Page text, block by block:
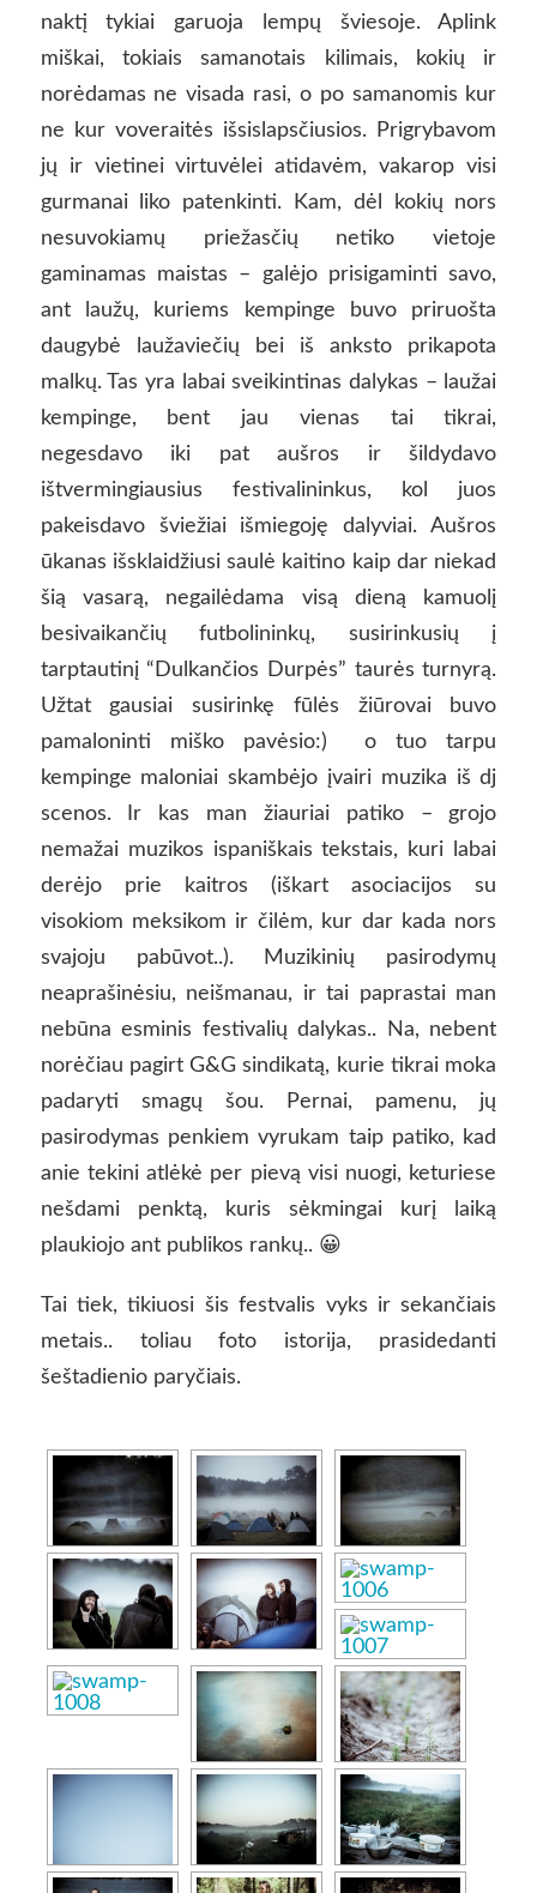
naktį tykiai garuoja lempų šviesoje. Aplink
miškai, tokiais samanotais kilimais, kokių ir
norėdamas ne visada rasi, o po samanomis kur
ne kur voveraitės išsislapsčiusios. Prigrybavom
jų ir vietinei virtuvėlei atidavėm, vakarop visi
gurmanai liko patenkinti. Kam, dėl kokių nors
nesuvokiamų priežasčių netiko vietoje
gaminamas maistas – galėjo prisigaminti savo,
ant laužų, kuriems kempinge buvo priruošta
daugybė laužaviečių bei iš anksto prikapota
malkų. Tas yra labai sveikintinas dalykas – laužai
kempinge, bent jau vienas tai tikrai,
negesdavo iki pat aušros ir šildydavo
ištvermingiausius festivalininkus, kol juos
pakeisdavo šviežiai išmiegoję dalyviai. Aušros
ūkanas išsklaidžiusi saulė kaitino kaip dar niekad
šią vasarą, negailėdama visą dieną kamuolį
besivaikančių futbolininkų, susirinkusių į
tarptautinį “Dulkančios Durpės” taurės turnyrą.
Užtat gausiai susirinkę fūlės žiūrovai buvo
pamaloninti miško pavėsio:) o tuo tarpu
kempinge maloniai skambėjo įvairi muzika iš dj
scenos. Ir kas man žiauriai patiko – grojo
nemažai muzikos ispaniškais tekstais, kuri labai
derėjo prie kaitros (iškart asociacijos su
visokiom meksikom ir čilėm, kur dar kada nors
svajoju pabūvot..). Muzikinių pasirodymų
neaprašinėsiu, neišmanau, ir tai paprastai man
nebūna esminis festivalių dalykas.. Na, nebent
norėčiau pagirt G&G sindikatą, kurie tikrai moka
padaryti smagų šou. Pernai, pamenu, jų
pasirodymas penkiem vyrukam taip patiko, kad
anie tekini atlėkė per pievą visi nuogi, keturiese
nešdami penktą, kuris sėkmingai kurį laiką
plaukiojo ant publikos rankų.. 😀
Tai tiek, tikiuosi šis festvalis vyks ir sekančiais
metais.. toliau foto istorija, prasidedanti
šeštadienio paryčiais.